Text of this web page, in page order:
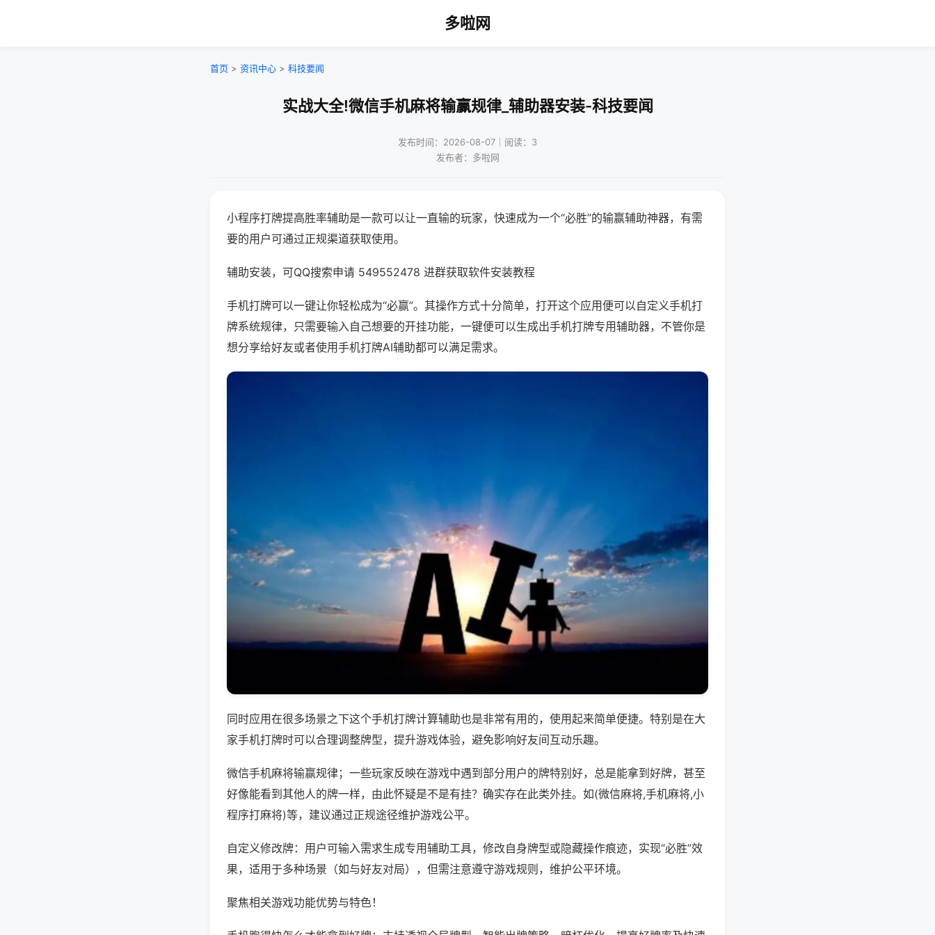
多啦网
首页 > 资讯中心 > 科技要闻
实战大全!微信手机麻将输赢规律_辅助器安装-科技要闻
发布时间：2026-08-07｜阅读：3
发布者：多啦网
小程序打牌提高胜率辅助是一款可以让一直输的玩家，快速成为一个“必胜”的输赢辅助神器，有需
要的用户可通过正规渠道获取使用。
辅助安装，可QQ搜索申请 549552478 进群获取软件安装教程
手机打牌可以一键让你轻松成为“必赢”。其操作方式十分简单，打开这个应用便可以自定义手机打
牌系统规律，只需要输入自己想要的开挂功能，一键便可以生成出手机打牌专用辅助器，不管你是
想分享给好友或者使用手机打牌AI辅助都可以满足需求。
同时应用在很多场景之下这个手机打牌计算辅助也是非常有用的，使用起来简单便捷。特别是在大
家手机打牌时可以合理调整牌型，提升游戏体验，避免影响好友间互动乐趣。
微信手机麻将输赢规律；一些玩家反映在游戏中遇到部分用户的牌特别好，总是能拿到好牌，甚至
好像能看到其他人的牌一样，由此怀疑是不是有挂？确实存在此类外挂。如(微信麻将,手机麻将,小
程序打麻将)等，建议通过正规途径维护游戏公平。
自定义修改牌：用户可输入需求生成专用辅助工具，修改自身牌型或隐藏操作痕迹，实现“必胜”效
果，适用于多种场景（如与好友对局），但需注意遵守游戏规则，维护公平环境。
聚焦相关游戏功能优势与特色！